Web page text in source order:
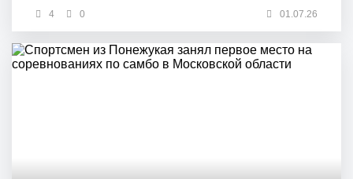
4 0 01.07.26